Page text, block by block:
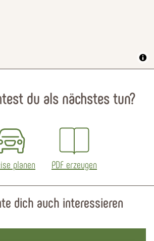
du als nächstes tun?
planen PDF erzeugen
dich auch interessieren